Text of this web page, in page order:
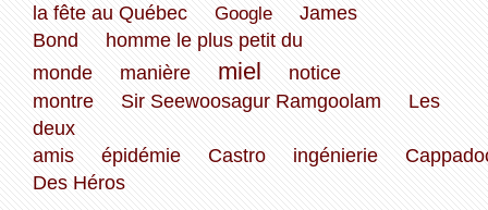
la fête au Québec
Google
James
Bond
homme le plus petit du
monde
manière miel
notice
montre
Sir Seewoosagur Ramgoolam
Les
deux
amis
épidémie Castro ingénierie
Des Héros